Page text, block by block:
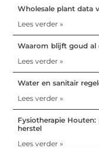
Wholesale plant data
Lees verder »
Waarom blijft goud al
Lees verder »
Water en sanitair
Lees verder »
Fysiotherapie
herstel
Lees verder »